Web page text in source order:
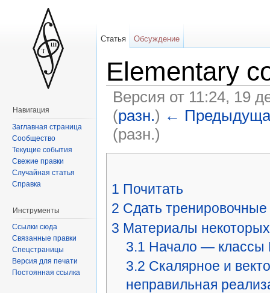
Elementary
Версия от 11:24, 19
(разн.) ←
(разн.)
1 Почитать
2 Сдать тренировочные
3 Материалы
3.1 Начало — классы
3.2 Скалярное и
неправильная
Статья Обсуждение
Навигация
Заглавная страница
Сообщество
Текущие события
Свежие правки
Случайная статья
Справка
Инструменты
Ссылки сюда
Связанные правки
Спецстраницы
Версия для печати
Постоянная ссылка